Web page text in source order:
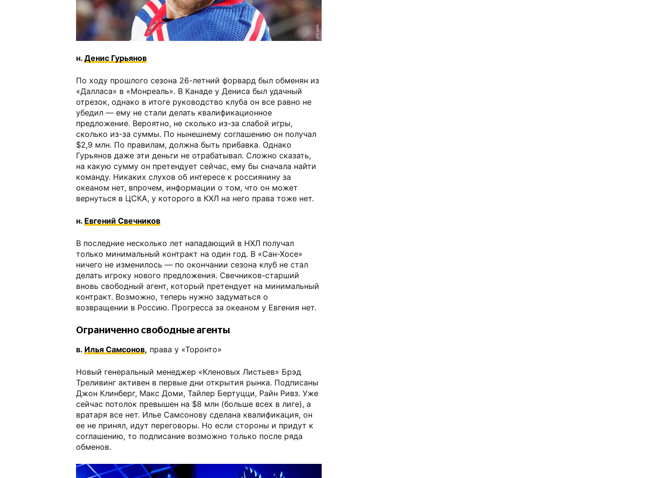
nhl.com
н. Денис Гурьянов
По ходу прошлого сезона 26-летний форвард был обменян из
«Далласа» в «Монреаль». В Канаде у Дениса был удачный
отрезок, однако в итоге руководство клуба он все равно не
убедил — ему не стали делать квалификационное
предложение. Вероятно, не сколько из-за слабой игры,
сколько из-за суммы. По нынешнему соглашению он получал
$2,9 млн. По правилам, должна быть прибавка. Однако
Гурьянов даже эти деньги не отрабатывал. Сложно сказать,
на какую сумму он претендует сейчас, ему бы сначала найти
команду. Никаких слухов об интересе к россиянину за
океаном нет, впрочем, информации о том, что он может
вернуться в ЦСКА, у которого в КХЛ на него права тоже нет.
н. Евгений Свечников
В последние несколько лет нападающий в НХЛ получал
только минимальный контракт на один год. В «Сан-Хосе»
ничего не изменилось — по окончании сезона клуб не стал
делать игроку нового предложения. Свечников-старший
вновь свободный агент, который претендует на минимальный
контракт. Возможно, теперь нужно задуматься о
возвращении в Россию. Прогресса за океаном у Евгения нет.
Ограниченно свободные агенты
в. Илья Самсонов, права у «Торонто»
Новый генеральный менеджер «Кленовых Листьев» Брэд
Треливинг активен в первые дни открытия рынка. Подписаны
Джон Клинберг, Макс Доми, Тайлер Бертуцци, Райн Ривз. Уже
сейчас потолок превышен на $8 млн (больше всех в лиге), а
вратаря все нет. Илье Самсонову сделана квалификация, он
ее не принял, идут переговоры. Но если стороны и придут к
соглашению, то подписание возможно только после ряда
обменов.